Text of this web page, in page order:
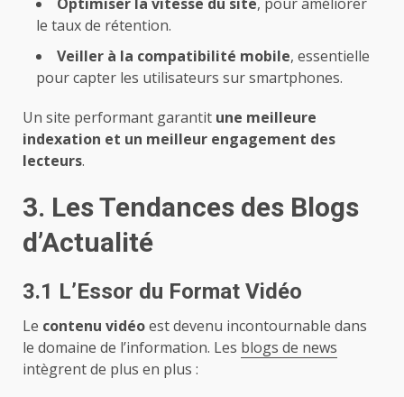
le taux de rétention.
Veiller à la compatibilité mobile, essentielle
pour capter les utilisateurs sur smartphones.
Un site performant garantit une meilleure
indexation et un meilleur engagement des
lecteurs.
3. Les Tendances des Blogs
d’Actualité
3.1 L’Essor du Format Vidéo
Le contenu vidéoest devenu incontournable dans
le domaine de l’information. Les blogs de news
intègrent de plus en plus :